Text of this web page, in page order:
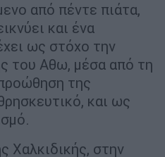
από πέντε πιάτα,
και ένα
ως στόχο την
του Αθω, μέσα από τη
της
και ως
Χαλκιδικής, στην